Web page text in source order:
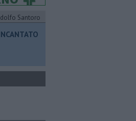
Santoro